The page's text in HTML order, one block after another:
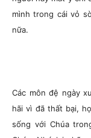
mình trong cái vỏ
nữa.
Các môn đệ ngày
hãi vì đã thất bại,
sống với Chúa